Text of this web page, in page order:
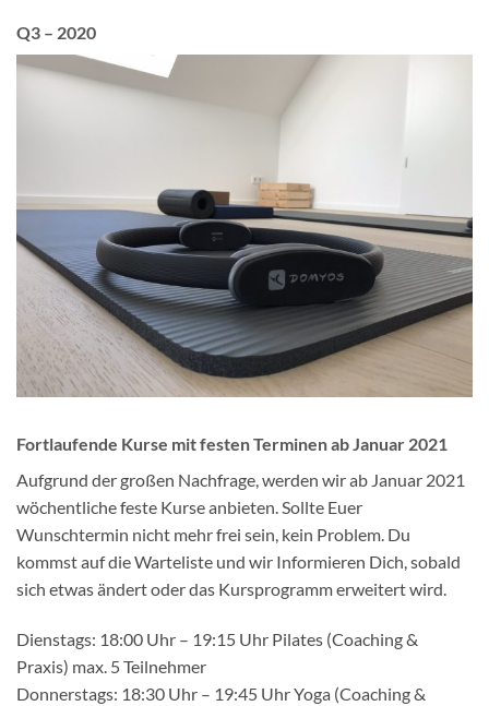
Q3 – 2020
Fortlaufende Kurse mit festen Terminen ab Januar 2021
Aufgrund der großen Nachfrage, werden wir ab Januar 2021
wöchentliche feste Kurse anbieten. Sollte Euer
Wunschtermin nicht mehr frei sein, kein Problem. Du
kommst auf die Warteliste und wir Informieren Dich, sobald
sich etwas ändert oder das Kursprogramm erweitert wird.
Dienstags: 18:00 Uhr – 19:15 Uhr Pilates (Coaching &
Praxis) max. 5 Teilnehmer
Donnerstags: 18:30 Uhr – 19:45 Uhr Yoga (Coaching &